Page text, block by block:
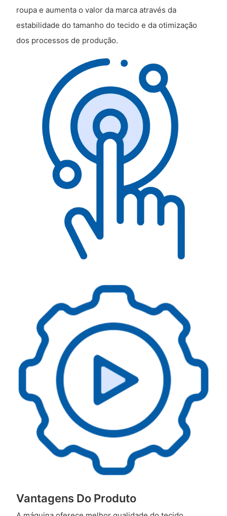
roupa e aumenta o valor da marca através da
estabilidade do tamanho do tecido e da otimização
dos processos de produção.
Vantagens Do Produto